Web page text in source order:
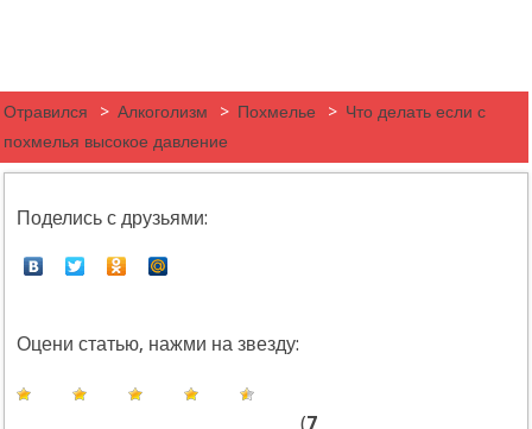
Отравился > Алкоголизм > Похмелье > Что делать если с
похмелья высокое давление
Поделись с друзьями:
Оцени статью, нажми на звезду:
(7